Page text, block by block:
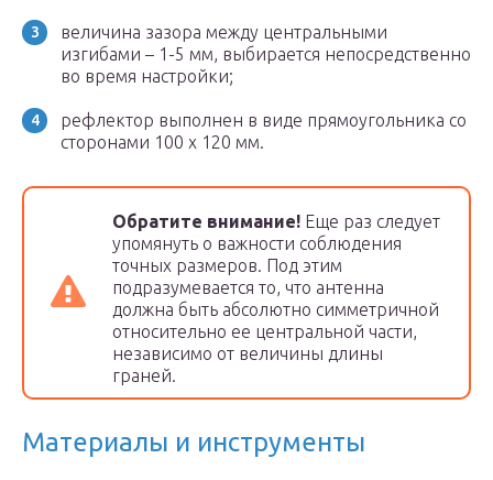
величина зазора между центральными
изгибами – 1-5 мм, выбирается непосредственно
во время настройки;
рефлектор выполнен в виде прямоугольника со
сторонами 100 х 120 мм.
Обратите внимание! Еще раз следует
упомянуть о важности соблюдения
точных размеров. Под этим
подразумевается то, что антенна
должна быть абсолютно симметричной
относительно ее центральной части,
независимо от величины длины
граней.
Материалы и инструменты